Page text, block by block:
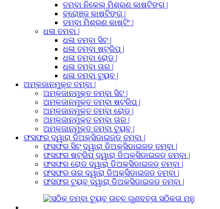
ତମ୍ବା ନିକେଲ୍ ମିଶ୍ରଣ କାଷ୍ଟିଙ୍ଗ୍ |
ବ୍ରୋଞ୍ଜ୍ କାଷ୍ଟିଙ୍ଗ୍ |
ତମ୍ବା ମିଶ୍ରଣ କାଷ୍ଟିଂ |
ଧଳା ତମ୍ବା |
ଧଳା ତମ୍ବା ସିଟ୍ |
ଧଳା ତମ୍ବା ଷ୍ଟ୍ରିପ୍ |
ଧଳା ତମ୍ବା ରୋଡ୍ |
ଧଳା ତମ୍ବା ତାର |
ଧଳା ତମ୍ବା ଟ୍ୟୁବ୍ |
ଅମ୍ଳଜାନମୁକ୍ତ ତମ୍ବା |
ଅମ୍ଳଜାନମୁକ୍ତ ତମ୍ବା ସିଟ୍ |
ଅମ୍ଳଜାନମୁକ୍ତ ତମ୍ବା ଷ୍ଟ୍ରିପ୍ |
ଅମ୍ଳଜାନମୁକ୍ତ ତମ୍ବା ରୋଡ୍ |
ଅମ୍ଳଜାନମୁକ୍ତ ତମ୍ବା ତାର |
ଅମ୍ଳଜାନମୁକ୍ତ ତମ୍ବା ଟ୍ୟୁବ୍ |
ଫସଫର ଦ୍ୱାରା ଡିଅକ୍ସିଡାଇଜଡ୍ ତମ୍ବା |
ଫସଫର ସିଟ୍ ଦ୍ୱାରା ଡିଅକ୍ସିଡାଇଜଡ୍ ତମ୍ବା |
ଫସଫର ଷ୍ଟ୍ରିପ୍ ଦ୍ୱାରା ଡିଅକ୍ସିଡାଇଜଡ୍ ତମ୍ବା |
ଫସଫର ରୋଡ ଦ୍ୱାରା ଡିଅକ୍ସିଡାଇଜଡ୍ ତମ୍ବା |
ଫସଫର ତାର ଦ୍ୱାରା ଡିଅକ୍ସିଡାଇଜଡ୍ ତମ୍ବା |
ଫସଫର ଟ୍ୟୁବ୍ ଦ୍ୱାରା ଡିଅକ୍ସିଡାଇଜଡ୍ ତମ୍ବା |